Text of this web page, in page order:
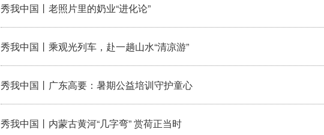
秀我中国丨老照片里的奶业“进化论”
秀我中国丨乘观光列车，赴一趟山水“清凉游”
秀我中国丨广东高要：暑期公益培训守护童心
秀我中国丨内蒙古黄河“几字弯” 赏荷正当时